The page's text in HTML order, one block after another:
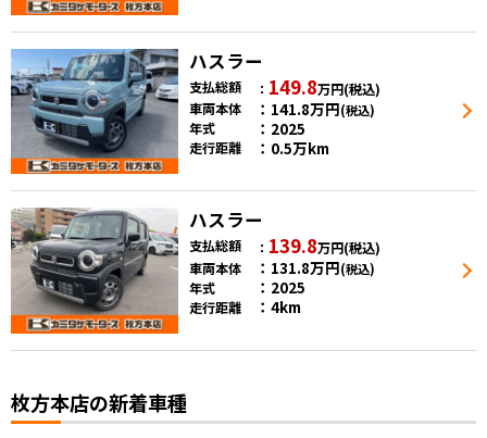
ハスラー
支払総額 149.8万円(税込)
車両本体
141.8万円(税込)
年式 2025
走行距離 0.5万km
ハスラー
支払総額 139.8万円(税込)
車両本体
131.8万円(税込)
年式 2025
走行距離 4km
枚方本店の新着車種